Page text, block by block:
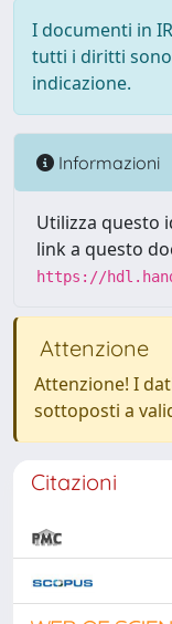
I documenti in
tutti i diritti
indicazione.
Informazioni
Utilizza questo
link a questo
https://
Attenzione
Attenzione! I
sottoposti a
Citazioni